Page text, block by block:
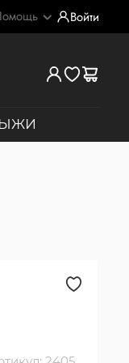
Войти